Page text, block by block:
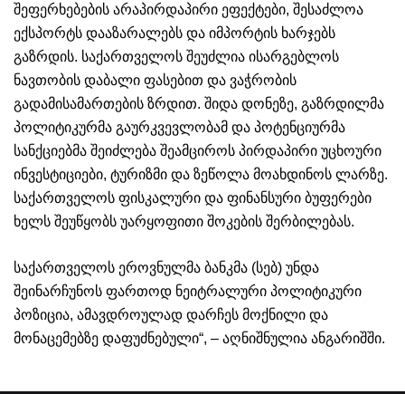
შეფერხებების არაპირდაპირი ეფექტები, შესაძლოა
ექსპორტს დააზარალებს და იმპორტის ხარჯებს
გაზრდის. საქართველოს შეუძლია ისარგებლოს
ნავთობის დაბალი ფასებით და ვაჭრობის
გადამისამართების ზრდით. შიდა დონეზე, გაზრდილმა
პოლიტიკურმა გაურკვევლობამ და პოტენციურმა
სანქციებმა შეიძლება შეამციროს პირდაპირი უცხოური
ინვესტიციები, ტურიზმი და ზეწოლა მოახდინოს ლარზე.
საქართველოს ფისკალური და ფინანსური ბუფერები
ხელს შეუწყობს უარყოფითი შოკების შერბილებას.
საქართველოს ეროვნულმა ბანკმა (სებ) უნდა
შეინარჩუნოს ფართოდ ნეიტრალური პოლიტიკური
პოზიცია, ამავდროულად დარჩეს მოქნილი და
მონაცემებზე დაფუძნებული“, – აღნიშნულია ანგარიშში.